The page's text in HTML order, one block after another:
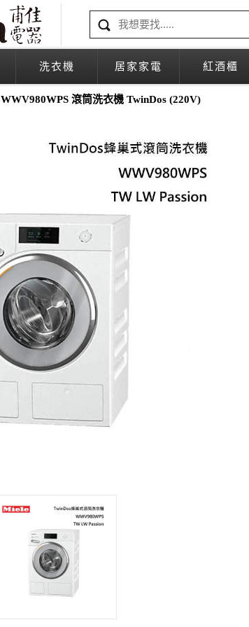
洗衣機 居家家電 紅酒櫃
WWV980WPS 滾筒洗衣機 TwinDos (220V)